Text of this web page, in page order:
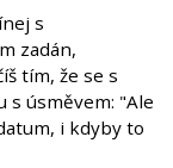
s
zadán,
tím, že se s
s úsměvem: "Ale
i kdyby to